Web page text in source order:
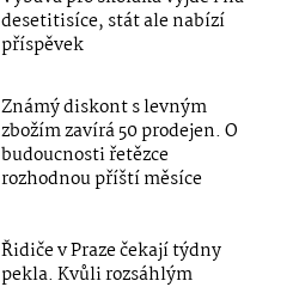
desetitisíce, stát ale nabízí
příspěvek
Známý diskont s levným
zbožím zavírá 50 prodejen. O
budoucnosti řetězce
rozhodnou příští měsíce
Řidiče v Praze čekají týdny
pekla. Kvůli rozsáhlým